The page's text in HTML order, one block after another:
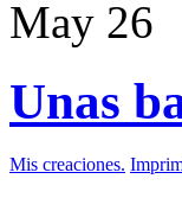
May 26
Unas
Mis creaciones.